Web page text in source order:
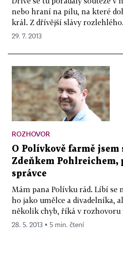
nebo hraní na pilu, na které
král. Z dřívější slávy
29. 7. 2013
ROZHOVOR
O Polívkově farmě jsem
Zdeňkem Pohlreichem,
správce
Mám pana Polívku rád. Líbí se
ho jako umělce a divadelníka,
několik chyb, říká v rozhovoru
28. 5. 2013 ▪ 5 min. čtení